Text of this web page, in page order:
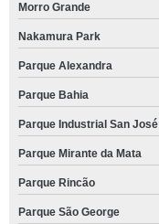
Morro Grande
Nakamura Park
Parque Alexandra
Parque Bahia
Parque Industrial San José
Parque Mirante da Mata
Parque Rincão
Parque São George